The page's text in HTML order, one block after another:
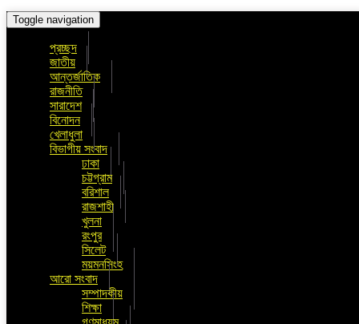
Toggle navigation
প্রচ্ছদ
জাতীয়
আন্তর্জাতিক
রাজনীতি
সারাদেশ
বিনোদন
খেলাধুলা
বিভাগীয় সংবাদ
ঢাকা
চট্টগ্রাম
বরিশাল
রাজশাহী
খুলনা
রংপুর
সিলেট
ময়মনসিংহ
আরো সংবাদ
সম্পাদকীয়
শিক্ষা